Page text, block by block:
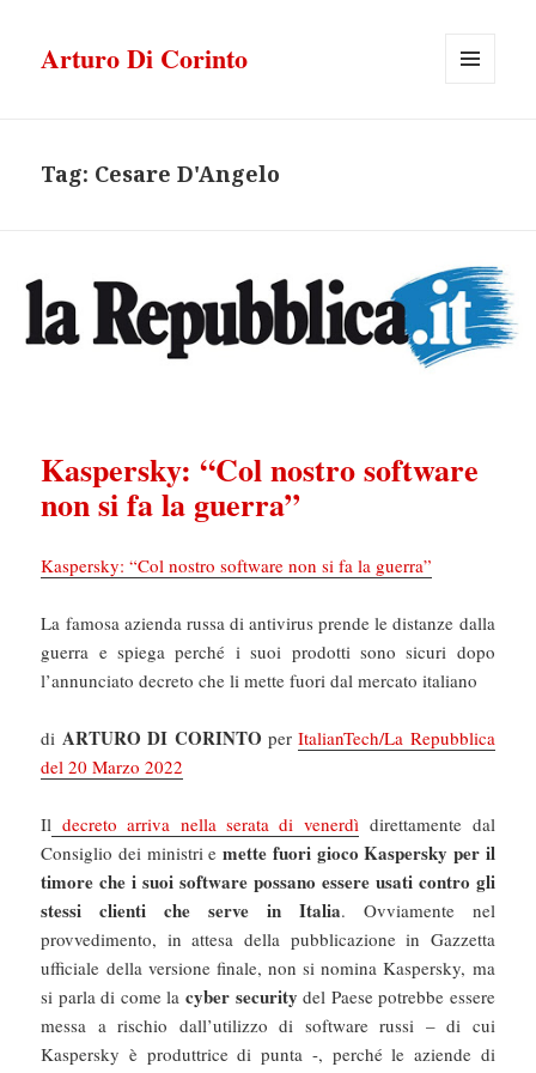
Arturo Di Corinto
Tag: Cesare D'Angelo
Kaspersky: “Col nostro software
non si fa la guerra”
Kaspersky: “Col nostro software non si fa la guerra”
La famosa azienda russa di antivirus prende le distanze dalla
guerra e spiega perché i suoi prodotti sono sicuri dopo
l’annunciato decreto che li mette fuori dal mercato italiano
di ARTURO DI CORINTO perItalianTech/La Repubblica
del 20 Marzo 2022
Il decreto arriva nella serata di venerdì direttamente dal
Consiglio dei ministri emette fuori gioco Kaspersky per il
timore che i suoi software possano essere usati contro gli
stessi clienti che serve in Italia. Ovviamente nel
provvedimento, in attesa della pubblicazione in Gazzetta
ufficiale della versione finale, non si nomina Kaspersky, ma
si parla di come la cyber security del Paese potrebbe essere
messa a rischio dall’utilizzo di software russi – di cui
Kaspersky è produttrice di punta -, perché le aziende di